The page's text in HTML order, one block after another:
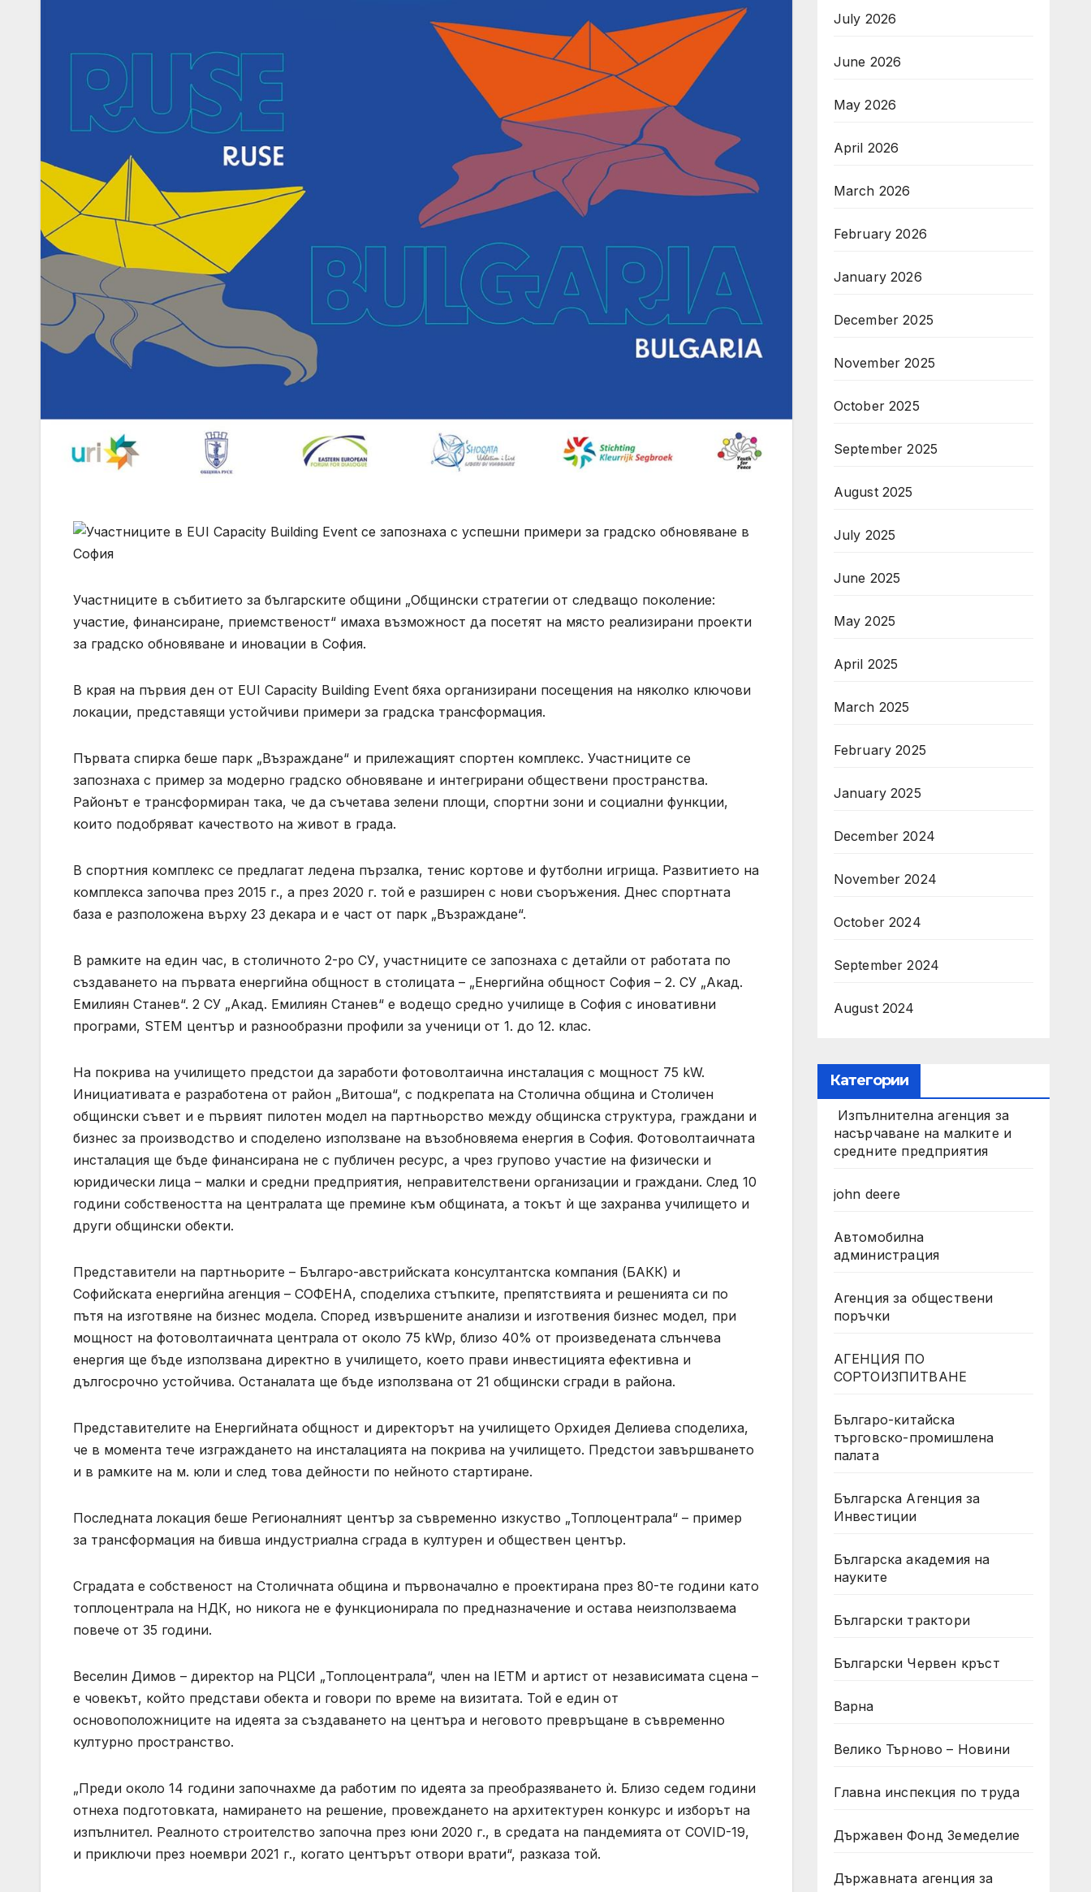
Участниците в събитието за българските общини „Общински стратегии от следващо поколение:
участие, финансиране, приемственост“ имаха възможност да посетят на място реализирани проекти
за градско обновяване и иновации в София.
В края на първия ден от EUI Capacity Building Event бяха организирани посещения на няколко ключови
локации, представящи устойчиви примери за градска трансформация.
Първата спирка беше парк „Възраждане“ и прилежащият спортен комплекс. Участниците се
запознаха с пример за модерно градско обновяване и интегрирани обществени пространства.
Районът е трансформиран така, че да съчетава зелени площи, спортни зони и социални функции,
които подобряват качеството на живот в града.
В спортния комплекс се предлагат ледена пързалка, тенис кортове и футболни игрища. Развитието на
комплекса започва през 2015 г., а през 2020 г. той е разширен с нови съоръжения. Днес спортната
база е разположена върху 23 декара и е част от парк „Възраждане“.
В рамките на един час, в столичното 2-ро СУ, участниците се запознаха с детайли от работата по
създаването на първата енергийна общност в столицата – „Енергийна общност София – 2. СУ „Акад.
Емилиян Станев“. 2 СУ „Акад. Емилиян Станев“ е водещо средно училище в София с иновативни
програми, STEM център и разнообразни профили за ученици от 1. до 12. клас.
На покрива на училището предстои да заработи фотоволтаична инсталация с мощност 75 kW.
Инициативата е разработена от район „Витоша“, с подкрепата на Столична община и Столичен
общински съвет и е първият пилотен модел на партньорство между общинска структура, граждани и
бизнес за производство и споделено използване на възобновяема енергия в София. Фотоволтаичната
инсталация ще бъде финансирана не с публичен ресурс, а чрез групово участие на физически и
юридически лица – малки и средни предприятия, неправителствени организации и граждани. След 10
години собствеността на централата ще премине към общината, а токът ѝ ще захранва училището и
други общински обекти.
Представители на партньорите – Българо-австрийската консултантска компания (БАКК) и
Софийската енергийна агенция – СОФЕНА, споделиха стъпките, препятствията и решенията си по
пътя на изготвяне на бизнес модела. Според извършените анализи и изготвения бизнес модел, при
мощност на фотоволтаичната централа от около 75 kWp, близо 40% от произведената слънчева
енергия ще бъде използвана директно в училището, което прави инвестицията ефективна и
дългосрочно устойчива. Останалата ще бъде използвана от 21 общински сгради в района.
Представителите на Енергийната общност и директорът на училището Орхидея Делиева споделиха,
че в момента тече изграждането на инсталацията на покрива на училището. Предстои завършването
и в рамките на м. юли и след това дейности по нейното стартиране.
Последната локация беше Регионалният център за съвременно изкуство „Топлоцентрала“ – пример
за трансформация на бивша индустриална сграда в културен и обществен център.
Сградата е собственост на Столичната община и първоначално е проектирана през 80-те години като
топлоцентрала на НДК, но никога не е функционирала по предназначение и остава неизползваема
повече от 35 години.
Веселин Димов – директор на РЦСИ „Топлоцентрала“, член на IETM и артист от независимата сцена –
е човекът, който представи обекта и говори по време на визитата. Той е един от
основоположниците на идеята за създаването на центъра и неговото превръщане в съвременно
културно пространство.
„Преди около 14 години започнахме да работим по идеята за преобразяването ѝ. Близо седем години
отнеха подготовката, намирането на решение, провеждането на архитектурен конкурс и изборът на
изпълнител. Реалното строителство започна през юни 2020 г., в средата на пандемията от COVID-19,
и приключи през ноември 2021 г., когато центърът отвори врати“, разказа той.
July 2026
June 2026
May 2026
April 2026
March 2026
February 2026
January 2026
December 2025
November 2025
October 2025
September 2025
August 2025
July 2025
June 2025
May 2025
April 2025
March 2025
February 2025
January 2025
December 2024
November 2024
October 2024
September 2024
August 2024
Категории
Изпълнителна агенция за
насърчаване на малките и
средните предприятия
john deere
Автомобилна
администрация
Агенция за обществени
поръчки
АГЕНЦИЯ ПО
СОРТОИЗПИТВАНЕ
Българо-китайска
търговско-промишлена
палата
Българска Агенция за
Инвестиции
Българска академия на
науките
Български трактори
Български Червен кръст
Варна
Велико Търново – Новини
Главна инспекция по труда
Държавен Фонд Земеделие
Държавната агенция за